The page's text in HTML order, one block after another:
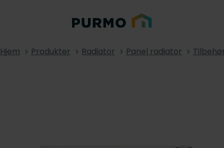
Hjem Produkter Radiator Panel radiator